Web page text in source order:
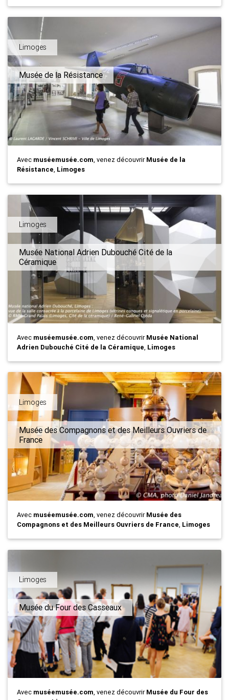
Limoges
Musée de la Résistance
Avec muséemusée.com, venez découvrirMusée de la
Résistance, Limoges
Limoges
Musée National Adrien Dubouché Cité de la
Céramique
Avec muséemusée.com, venez découvrirMusée National
Adrien Dubouché Cité de la Céramique, Limoges
Limoges
Musée des Compagnons et des Meilleurs Ouvriers de
France
Avec muséemusée.com, venez découvrirMusée des
Compagnons et des Meilleurs Ouvriers de France, Limoges
Limoges
Musée du Four des Casseaux
Avec muséemusée.com, venez découvrirMusée du Four des